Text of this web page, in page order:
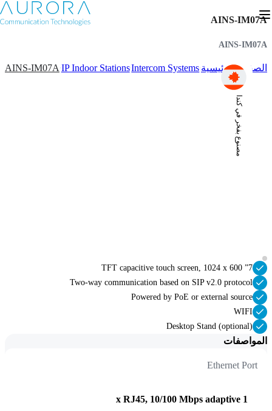
مصنوع بفخر في كندا
AINS-IM07A
AINS-IM07A
الصفحة الرئيسية Intercom Systems
IP Indoor Stations
AINS-IM07A
7” TFT capacitive touch screen, 1024 x 600
Two-way communication based on SIP v2.0 protocol
Powered by PoE or external source
WIFI
Desktop Stand (optional)
المواصفات
Ethernet Port
1 x RJ45, 10/100 Mbps adaptive